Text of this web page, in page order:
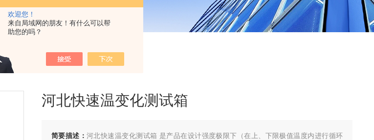
欢迎您！
来自局域网的朋友！有什么可以帮
助您的吗？
> JY-HJ-2050河北快速温变化测试箱
河北快速温变化测试箱
简要描述： 河北快速温变化测试箱 是产品在设计强度极限下（在上、下限极值温度内进行循环